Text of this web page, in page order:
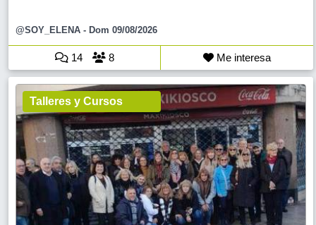
@SOY_ELENA - Dom 09/08/2026
14 8 Me interesa
Talleres y Cursos